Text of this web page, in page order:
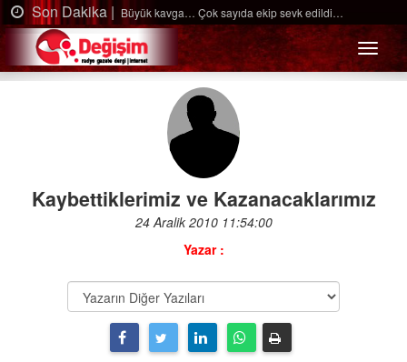
Son Dakika |Ağaçtan düştü…
Menü
Kaybettiklerimiz ve Kazanacaklarımız
24 Aralik 2010 11:54:00
Yazar :